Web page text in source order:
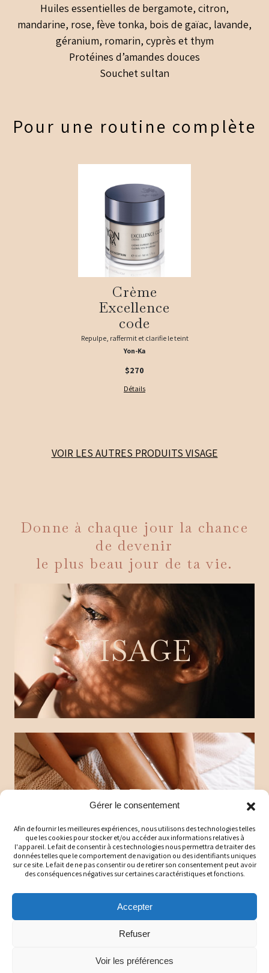
Gérer le consentement
Afin de fournir les meilleures expériences, nous utilisons des technologies telles
que les cookies pour stocker et/ou accéder aux informations relatives à
l'appareil. Le fait de consentir à ces technologies nous permettra de traiter des
données telles que le comportement de navigation ou des identifiants uniques
sur ce site. Le fait de ne pas consentir ou de retirer son consentement peut avoir
des conséquences négatives sur certaines caractéristiques et fonctions.
Accepter
Refuser
Voir les préférences
Huiles essentielles de bergamote, citron,
mandarine, rose, fève tonka, bois de gaïac, lavande,
géranium, romarin, cyprès et thym
Protéines d’amandes douces
Souchet sultan
Pour une routine complète
Crème
Excellence
code
Repulpe, raffermit et clarifie le teint
Yon-Ka
$270
Détails
VOIR LES AUTRES PRODUITS VISAGE
Donne à chaque jour la chance
de devenir
le plus beau jour de ta vie.
VISAGE
CORPS
MAISON